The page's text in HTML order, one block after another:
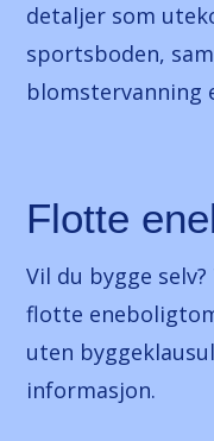
detaljer som
sportsboden,
blomstervanning
Flotte
Vil du bygge
flotte
uten
informasjon.